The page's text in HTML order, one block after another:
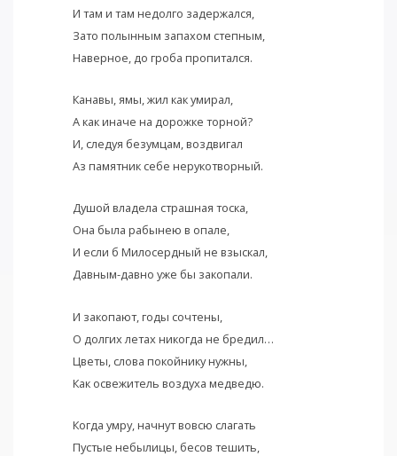
И там и там недолго задержался,
Зато полынным запахом степным,
Наверное, до гроба пропитался.
Канавы, ямы, жил как умирал,
А как иначе на дорожке торной?
И, следуя безумцам, воздвигал
Аз памятник себе нерукотворный.
Душой владела страшная тоска,
Она была рабынею в опале,
И если б Милосердный не взыскал,
Давным-давно уже бы закопали.
И закопают, годы сочтены,
О долгих летах никогда не бредил…
Цветы, слова покойнику нужны,
Как освежитель воздуха медведю.
Когда умру, начнут вовсю слагать
Пустые небылицы, бесов тешить,